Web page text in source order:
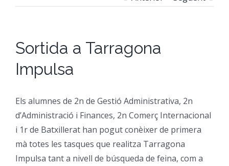
CFGS Comerç
CFGS Sistemes
CFGS Assistència a la
CP Operacions auxiliars
Beques
Catàleg de serveis
Certificació d’idiomes
Notícies
On Som
Instal·lacions
Sortida a Tarragona
Impulsa
Els alumnes de 2n de Gestió Administrativa, 2n
d’Administració i Finances, 2n Comerç Internacional
i 1r de Batxillerat han pogut conèixer de primera
mà totes les tasques que realitza Tarragona
Impulsa tant a nivell de búsqueda de feina, com a